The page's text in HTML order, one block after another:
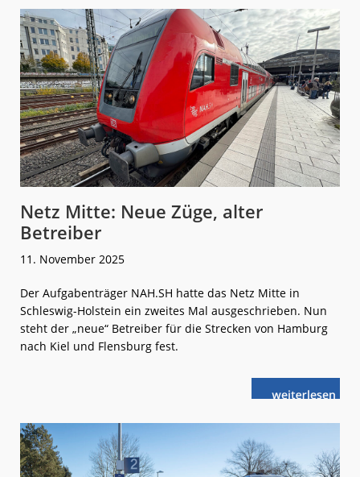
Husby
Netz Mitte: Neue Züge, alter
Betreiber
11. November 2025
Der Aufgabenträger NAH.SH hatte das Netz Mitte in
Schleswig-Holstein ein zweites Mal ausgeschrieben. Nun
steht der „neue“ Betreiber für die Strecken von Hamburg
nach Kiel und Flensburg fest.
weiterlese
nNetz
alter